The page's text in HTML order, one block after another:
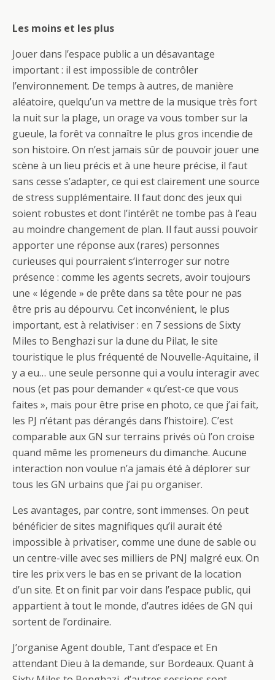
Les moins et les plus
Jouer dans l’espace public a un désavantage
important : il est impossible de contrôler
l’environnement. De temps à autres, de manière
aléatoire, quelqu’un va mettre de la musique très fort
la nuit sur la plage, un orage va vous tomber sur la
gueule, la forêt va connaître le plus gros incendie de
son histoire. On n’est jamais sûr de pouvoir jouer une
scène à un lieu précis et à une heure précise, il faut
sans cesse s’adapter, ce qui est clairement une source
de stress supplémentaire. Il faut donc des jeux qui
soient robustes et dont l’intérêt ne tombe pas à l’eau
au moindre changement de plan. Il faut aussi pouvoir
apporter une réponse aux (rares) personnes
curieuses qui pourraient s’interroger sur notre
présence : comme les agents secrets, avoir toujours
une « légende » de prête dans sa tête pour ne pas
être pris au dépourvu. Cet inconvénient, le plus
important, est à relativiser : en 7 sessions de Sixty
Miles to Benghazi sur la dune du Pilat, le site
touristique le plus fréquenté de Nouvelle-Aquitaine, il
y a eu… une seule personne qui a voulu interagir avec
nous (et pas pour demander « qu’est-ce que vous
faites », mais pour être prise en photo, ce que j’ai fait,
les PJ n’étant pas dérangés dans l’histoire). C’est
comparable aux GN sur terrains privés où l’on croise
quand même les promeneurs du dimanche. Aucune
interaction non voulue n’a jamais été à déplorer sur
tous les GN urbains que j’ai pu organiser.
Les avantages, par contre, sont immenses. On peut
bénéficier de sites magnifiques qu’il aurait été
impossible à privatiser, comme une dune de sable ou
un centre-ville avec ses milliers de PNJ malgré eux. On
tire les prix vers le bas en se privant de la location
d’un site. Et on finit par voir dans l’espace public, qui
appartient à tout le monde, d’autres idées de GN qui
sortent de l’ordinaire.
J’organise Agent double, Tant d’espace et En
attendant Dieu à la demande, sur Bordeaux. Quant à